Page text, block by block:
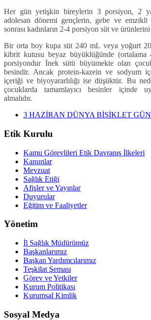
Her gün yetişkin bireylerin 3 porsiyon, 2
adolesan dönemi gençlerin, gebe ve emzikli
sonrası kadınların 2-4 porsiyon süt ve
Bir orta boy kupa süt 240 mL veya yoğurt
kibrit kutusu beyaz büyüklüğünde
porsiyondur İnek sütü büyümekte olan
besindir. Ancak protein-kazein ve sodyum
içeriği ve biyoyararlılığı ise düşüktür. Bu
çocuklarda tamamlayıcı besinler içinde
almalıdır.
3 HAZİRAN DÜNYA BİSİKLET
Etik Kurulu
Kamu Görevlileri Etik Davranış İlkeleri
Kanunlar
Mevzuat
Sağlık Etiği
Afişler ve Yayınlar
Duyurular
Eğitim ve Faaliyetler
Yönetim
İl Sağlık Müdürümüz
Başkanlarımız
Başkan Yardımcılarımız
Teşkilat Şeması
Görev ve Yetkiler
Kurum Politikası
Kurumsal Kimlik
Sosyal Medya